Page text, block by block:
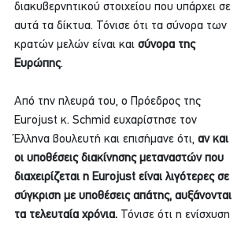
διακυβερνητικού στοιχείου που υπάρχει σε
αυτά τα δίκτυα. Τόνισε ότι τα σύνορα των
κρατών μελών είναι και σύνορα της
Ευρώπης.
Από την πλευρά του, ο Πρόεδρος της
Eurojust κ. Schmid ευχαρίστησε τον
Έλληνα βουλευτή και επισήμανε ότι, αν και
οι υποθέσεις διακίνησης μεταναστών που
διαχειρίζεται η Eurojust είναι λιγότερες σε
σύγκριση με υποθέσεις απάτης, αυξάνονται
τα τελευταία χρόνια. Τόνισε ότι η ενίσχυση